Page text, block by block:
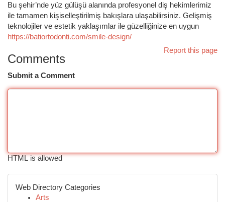
Bu şehir’nde yüz gülüşü alanında profesyonel diş hekimlerimiz
ile tamamen kişiselleştirilmiş bakışlara ulaşabilirsiniz. Gelişmiş
teknolojiler ve estetik yaklaşımlar ile güzelliğinize en uygun
https://batiortodonti.com/smile-design/
Report this page
Comments
Submit a Comment
HTML is allowed
Web Directory Categories
Arts